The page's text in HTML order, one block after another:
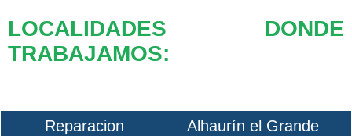
LOCALIDADES DONDE
TRABAJAMOS:
Reparacion
Alhaurín el Grande